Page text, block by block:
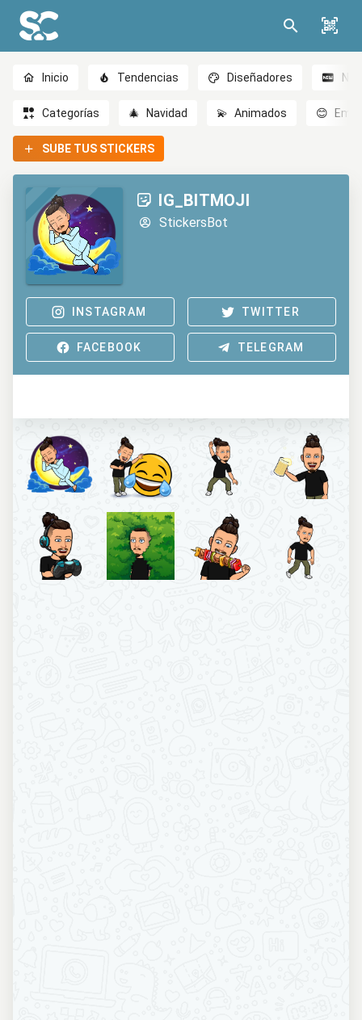
Inicio Tendencias Diseñadores
Categorías 🎄 Navidad 💫 Animados 😊
SUBE TUS STICKERS
IG_BITMOJI
StickersBot
INSTAGRAM TWITTER
FACEBOOK TELEGRAM